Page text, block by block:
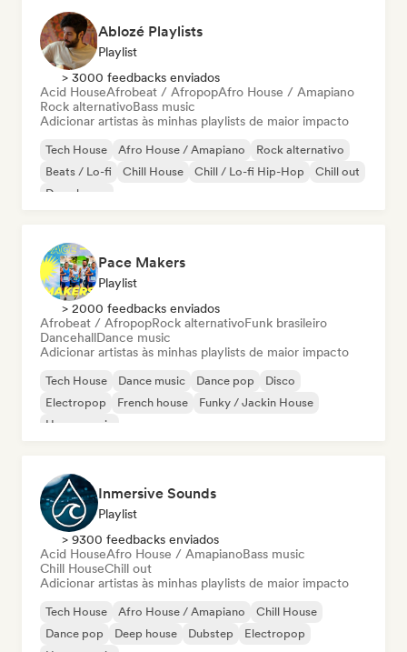
Ablozé Playlists
Playlist
> 3000 feedbacks enviados
Acid HouseAfrobeat / AfropopAfro House / Amapiano
Rock alternativoBass music
Adicionar artistas às minhas playlists de maior impacto
Tech House Afro House / Amapiano
Rock alternativo
Beats / Lo-fi
Chill House Chill / Lo-fi Hip-Hop
Chill out
Deep house
Pace Makers
Playlist
> 2000 feedbacks enviados
Afrobeat / AfropopRock alternativoFunk brasileiro
DancehallDance music
Adicionar artistas às minhas playlists de maior impacto
Tech House Dance music Dance pop
Disco
Electropop
French house
Funky / Jackin House
House music
Inmersive Sounds
Playlist
> 9300 feedbacks enviados
Acid HouseAfro House / AmapianoBass music
Chill HouseChill out
Adicionar artistas às minhas playlists de maior impacto
Tech House Afro House / Amapiano
Chill House
Dance pop
Deep house Dubstep
Electropop